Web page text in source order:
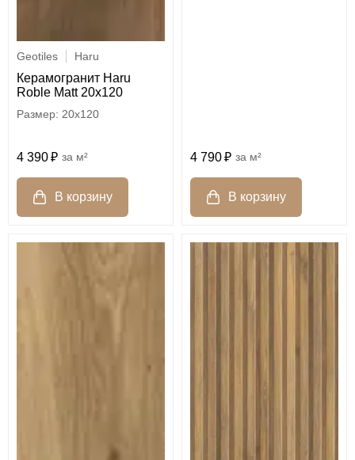
Geotiles Haru
Керамогранит Haru
Roble Matt 20x120
20x120
4 390 м² 4 790 м²